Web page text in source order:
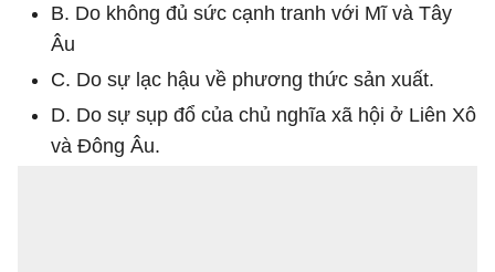
B. Do không đủ sức cạnh tranh với Mĩ và Tây
Âu
C. Do sự lạc hậu về phương thức sản xuất.
D. Do sự sụp đổ của chủ nghĩa xã hội ở Liên Xô
và Đông Âu.